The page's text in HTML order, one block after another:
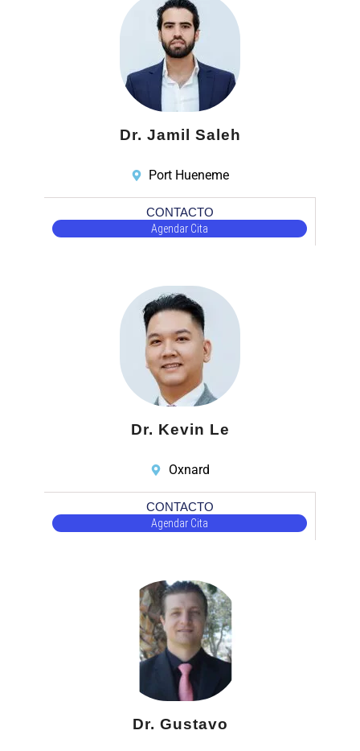
Dr. Jamil Saleh
Port Hueneme
CONTACTO
Agendar Cita
Dr. Kevin Le
Oxnard
CONTACTO
Agendar Cita
Dr. Gustavo